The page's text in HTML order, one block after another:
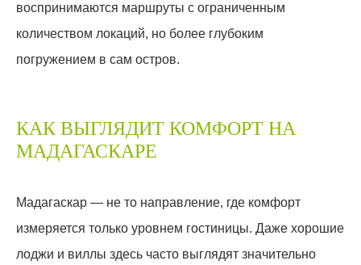
воспринимаются маршруты с ограниченным
количеством локаций, но более глубоким
погружением в сам остров.
КАК ВЫГЛЯДИТ КОМФОРТ НА
МАДАГАСКАРЕ
Мадагаскар — не то направление, где комфорт
измеряется только уровнем гостиницы. Даже хорошие
лоджи и виллы здесь часто выглядят значительно